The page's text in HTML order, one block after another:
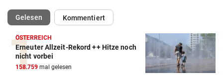
Gelesen(ausgewählt)Kommentiert
ÖSTERREICH
Erneuter Allzeit-Rekord ++ Hitze noch
nicht vorbei
158.759 mal gelesen
Autobatterie Vergleich
ZUM VERGLEICH